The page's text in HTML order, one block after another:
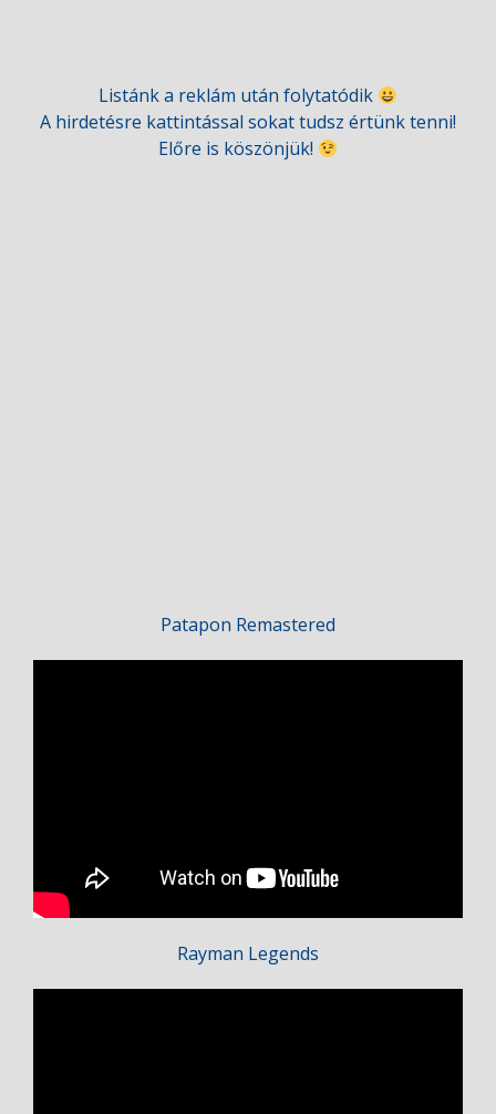
Listánk a reklám után folytatódik
A hirdetésre kattintással sokat tudsz értünk tenni!
Előre is köszönjük!
Patapon Remastered
Rayman Legends